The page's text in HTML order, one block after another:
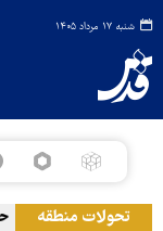
شنبه ۱۷ مرداد ۱۴۰۵
تحولات منطقه